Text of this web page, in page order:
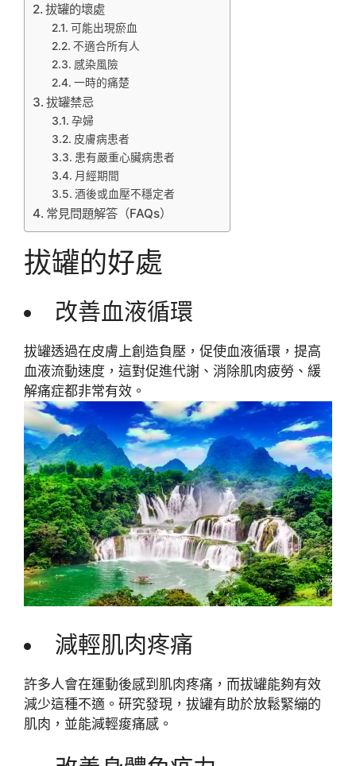
拔罐的壞處
可能出現瘀血
不適合所有人
感染風險
一時的痛楚
拔罐禁忌
孕婦
皮膚病患者
患有嚴重心臟病患者
月經期間
酒後或血壓不穩定者
常見問題解答（FAQs）
拔罐的好處
改善血液循環
拔罐透過在皮膚上創造負壓，促使血液循環，提高
血液流動速度，這對促進代謝、消除肌肉疲勞、緩
解痛症都非常有效。
減輕肌肉疼痛
許多人會在運動後感到肌肉疼痛，而拔罐能夠有效
減少這種不適。研究發現，拔罐有助於放鬆緊繃的
肌肉，並能減輕痠痛感。